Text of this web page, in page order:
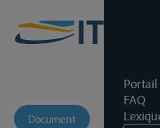
Portail
FAQ
Document